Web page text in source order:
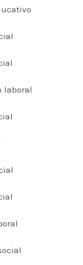
laboral